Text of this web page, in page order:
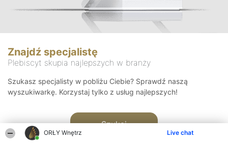
ORŁY Wnętrz Live chat
Znajdź specjalistę
Plebiscyt skupia najlepszych w branży
Szukasz specjalisty w pobliżu Ciebie? Sprawdź naszą
wyszukiwarkę. Korzystaj tylko z usług najlepszych!
Szukaj